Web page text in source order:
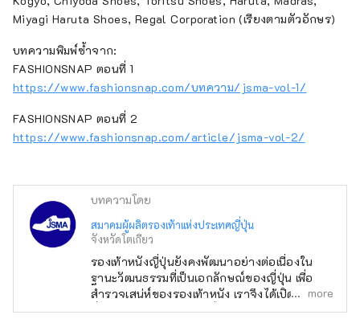
Miyagi Haruta Shoes, Regal Corporation (เรียงตามตัวอักษร)
บทความพิมพ์ซ้ำจาก:
FASHIONSNAP ตอนที่ 1
https://www.fashionsnap.com/บทความ/jsma-vol-1/
FASHIONSNAP ตอนที่ 2
https://www.fashionsnap.com/article/jsma-vol-2/
บทความโดย
สมาคมผู้ผลิตรองเท้าแห่งประเทศญี่ปุ่น
จังหวัดโตเกียว
รองเท้าหนังญี่ปุ่นยังคงพัฒนาอย่างต่อเนื่องใน
ฐานะวัฒนธรรมที่เป็นเอกลักษณ์ของญี่ปุ่น เพื่อ
สำรวจเสน่ห์ของรองเท้าหนัง เราจึงได้เปิดตัวซีรีส์
ที่เน้นแบรนด์รองเท้าหนังที่เป็นสมาชิกของสมาคมผู้
more